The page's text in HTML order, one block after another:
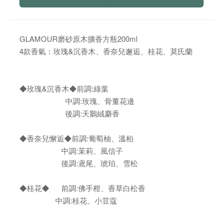
GLAMOUR磨砂原木擴香方瓶200ml
4款香氣：玫瑰&沉香木、香奈兒邂逅、桂花、莫氏蘭
◆玫瑰&沉香木◆前調:綠葉
中調:玫瑰、骨董花邊
後調:天鵝絨麝香
◆香奈兒懈逅◆前調:葡萄柚、溫柏
中調:茉莉、風信子
後調:鳶尾、琥珀、雪松
◆桂花◆ 前調:佛手柑、香草白松香
中調:桂花、小荳蔻